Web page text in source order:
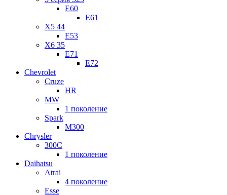
E60
E61
X5 44
E53
X6 35
E71
E72
Chevrolet
Cruze
HR
MW
1 поколение
Spark
M300
Chrysler
300C
1 поколение
Daihatsu
Atrai
4 поколение
Esse